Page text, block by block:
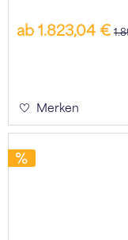
ab 1.823,04 €
Merken